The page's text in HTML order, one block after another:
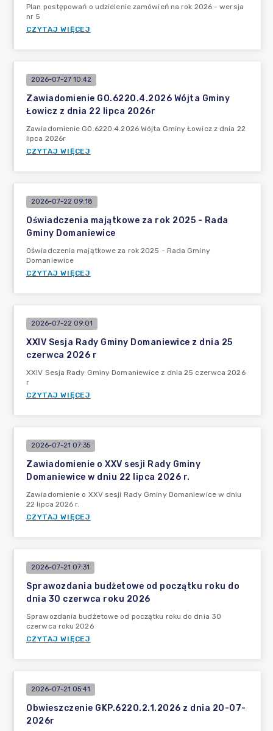
Plan postępowań o udzielenie zamówień na rok 2026 - wersja
nr 5
CZYTAJ WIĘCEJ
2026-07-27 10:42
Zawiadomienie GO.6220.4.2026 Wójta Gminy
Łowicz z dnia 22 lipca 2026r
Zawiadomienie GO.6220.4.2026 Wójta Gminy Łowicz z dnia 22
lipca 2026r
CZYTAJ WIĘCEJ
2026-07-22 09:18
Oświadczenia majątkowe za rok 2025 - Rada
Gminy Domaniewice
Oświadczenia majątkowe za rok 2025 - Rada Gminy
Domaniewice
CZYTAJ WIĘCEJ
2026-07-22 09:01
XXIV Sesja Rady Gminy Domaniewice z dnia 25
czerwca 2026 r
XXIV Sesja Rady Gminy Domaniewice z dnia 25 czerwca 2026
r
CZYTAJ WIĘCEJ
2026-07-21 07:35
Zawiadomienie o XXV sesji Rady Gminy
Domaniewice w dniu 22 lipca 2026 r.
Zawiadomienie o XXV sesji Rady Gminy Domaniewice w dniu
22 lipca 2026 r.
CZYTAJ WIĘCEJ
2026-07-21 07:31
Sprawozdania budżetowe od początku roku do
dnia 30 czerwca roku 2026
Sprawozdania budżetowe od początku roku do dnia 30
czerwca roku 2026
CZYTAJ WIĘCEJ
2026-07-21 05:41
Obwieszczenie GKP.6220.2.1.2026 z dnia 20-07-
2026r